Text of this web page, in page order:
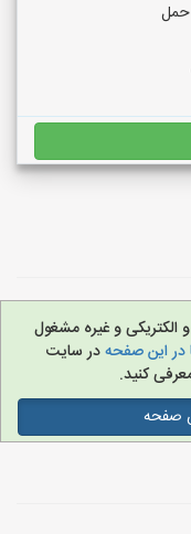
حمل
الکتریکی و غیره مشغول
در این صفحهدر سایت
کنید.
صفحه